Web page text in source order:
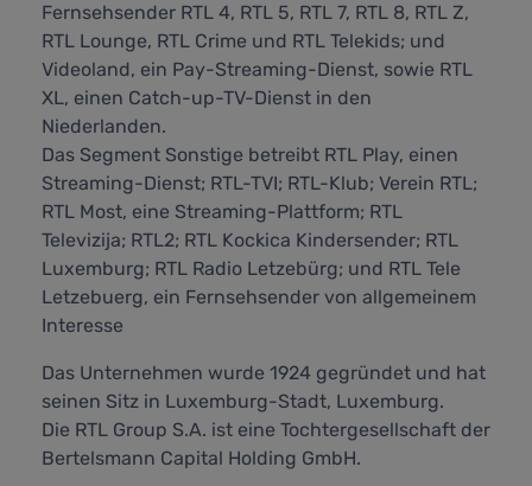
Fernsehsender RTL 4, RTL 5, RTL 7, RTL 8, RTL Z,
RTL Lounge, RTL Crime und RTL Telekids; und
Videoland, ein Pay-Streaming-Dienst, sowie RTL
XL, einen Catch-up-TV-Dienst in den
Niederlanden.
Das Segment Sonstige betreibt RTL Play, einen
Streaming-Dienst; RTL-TVI; RTL-Klub; Verein RTL;
RTL Most, eine Streaming-Plattform; RTL
Televizija; RTL2; RTL Kockica Kindersender; RTL
Luxemburg; RTL Radio Letzebürg; und RTL Tele
Letzebuerg, ein Fernsehsender von allgemeinem
Interesse
Das Unternehmen wurde 1924 gegründet und hat
seinen Sitz in Luxemburg-Stadt, Luxemburg.
Die RTL Group S.A. ist eine Tochtergesellschaft der
Bertelsmann Capital Holding GmbH.